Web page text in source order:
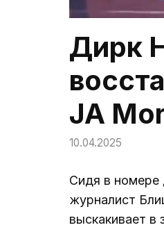
Дирк
JA
10.04.2025
Сидя в номере
журналист
выскакивает в